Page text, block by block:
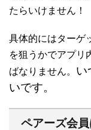
たらいけません！
具体的にはターゲ
を狙うかでアプリ
ばなりません。 い
いです。
ペアーズ会員